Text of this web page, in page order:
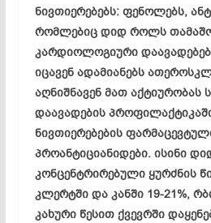
ნივთიერებებს: ფენოლებს,
რომლებიც დიდ როლს
კარდიოლოგიური
იცავენ ადამიანებს
აღნიშნავენ მათ აქტიურობას
დაავადების
ნივთიერებების
პროანტიციანიდები. ისინი
კონცენტრირებული ყურძნის
კლერტში და კანში 19-21%,
კახური წესით ქვევრში